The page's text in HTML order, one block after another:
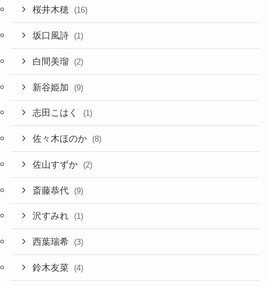
桜井木穂 (16)
坂口風詩 (1)
白間美瑠 (2)
新谷姫加 (9)
志田こはく (1)
佐々木ほのか (8)
佐山すずか (2)
斎藤恭代 (9)
沢すみれ (1)
西葉瑞希 (3)
鈴木友菜 (4)